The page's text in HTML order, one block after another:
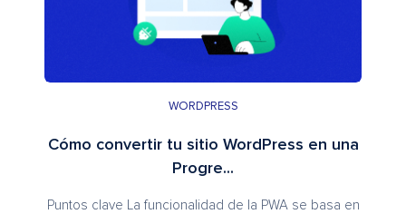
WORDPRESS
Cómo convertir tu sitio WordPress en una
Progre...
Puntos clave La funcionalidad de la PWA se basa en